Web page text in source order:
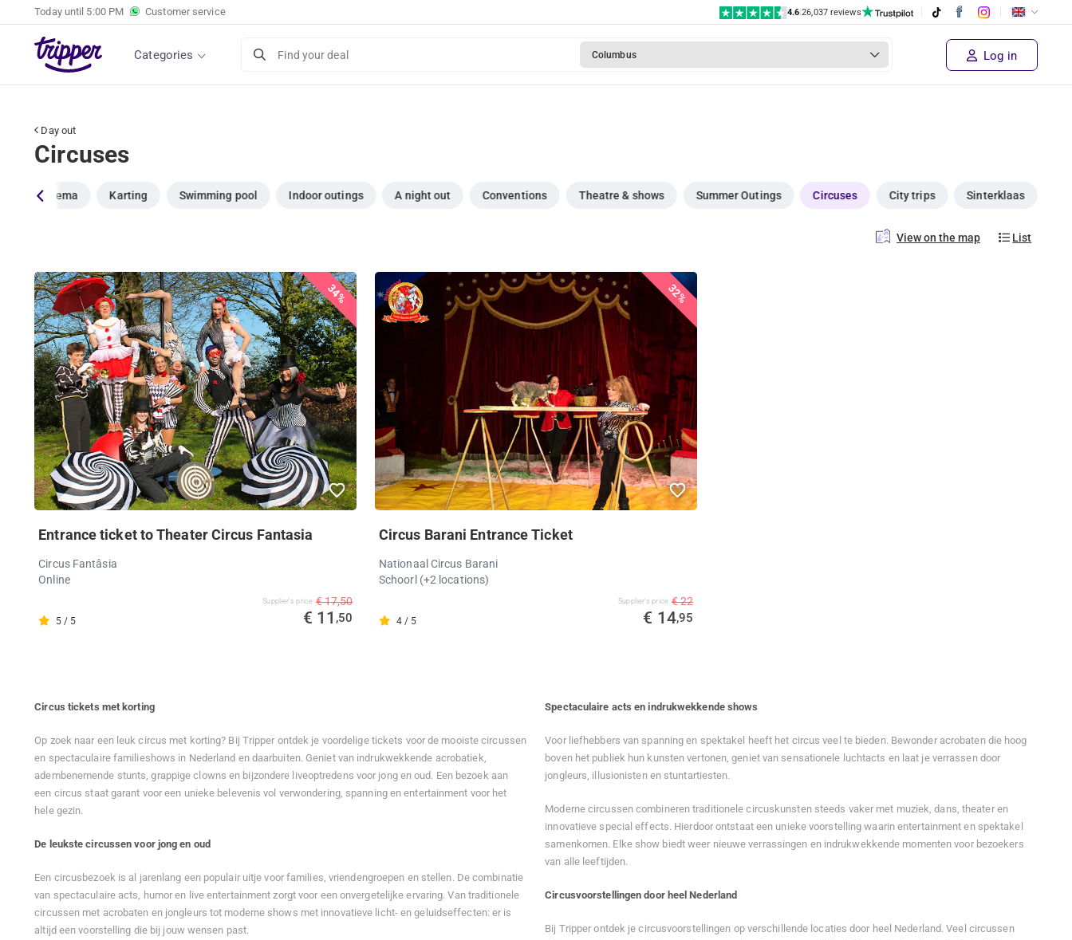
Today until 5:00 PM Customer service 4.6|26,037 reviews
Categories Find your deal Columbus Log in
Day out
Circuses
Cinema Karting Swimming pool Indoor outings A night out Conventions Theatre & shows Summer Outings Circuses City trips Sinterklaas
View on the map List
34%
Entrance ticket to Theater Circus Fantasia
Circus Fantâsia
Online
5 / 5
Supplier's price € 17,50
€ 11,50
32%
Circus Barani Entrance Ticket
Nationaal Circus Barani
Schoorl (+2 locations)
4 / 5
Supplier's price € 22
€ 14,95
Circus tickets met korting
Op zoek naar een leuk circus met korting? Bij Tripper ontdek je voordelige tickets voor de mooiste circussen
en spectaculaire familieshows in Nederland en daarbuiten. Geniet van indrukwekkende acrobatiek,
adembenemende stunts, grappige clowns en bijzondere liveoptredens voor jong en oud. Een bezoek aan
een circus staat garant voor een unieke belevenis vol verwondering, spanning en entertainment voor het
hele gezin.
De leukste circussen voor jong en oud
Een circusbezoek is al jarenlang een populair uitje voor families, vriendengroepen en stellen. De combinatie
van spectaculaire acts, humor en live entertainment zorgt voor een onvergetelijke ervaring. Van traditionele
circussen met acrobaten en jongleurs tot moderne shows met innovatieve licht- en geluidseffecten: er is
altijd een voorstelling die bij jouw wensen past.
Spectaculaire acts en indrukwekkende shows
Voor liefhebbers van spanning en spektakel heeft het circus veel te bieden. Bewonder acrobaten die hoog
boven het publiek hun kunsten vertonen, geniet van sensationele luchtacts en laat je verrassen door
jongleurs, illusionisten en stuntartiesten.
Moderne circussen combineren traditionele circuskunsten steeds vaker met muziek, dans, theater en
innovatieve special effects. Hierdoor ontstaat een unieke voorstelling waarin entertainment en spektakel
samenkomen. Elke show biedt weer nieuwe verrassingen en indrukwekkende momenten voor bezoekers
van alle leeftijden.
Circusvoorstellingen door heel Nederland
Bij Tripper ontdek je circusvoorstellingen op verschillende locaties door heel Nederland. Veel circussen